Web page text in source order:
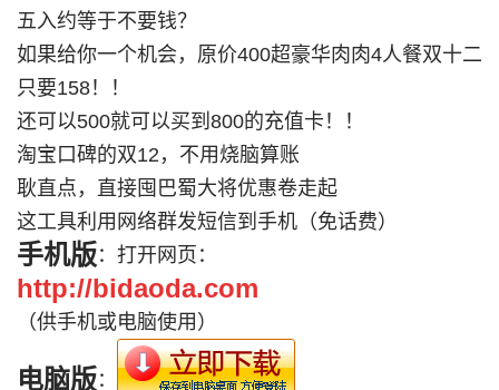
五入约等于不要钱？
如果给你一个机会，原价400超豪华肉肉4人餐双十二
只要158！！
还可以500就可以买到800的充值卡！！
淘宝口碑的双12，不用烧脑算账
耿直点，直接囤巴蜀大将优惠卷走起
这工具利用网络群发短信到手机（免话费）
手机版：打开网页：
http://bidaoda.com
（供手机或电脑使用）
电脑版：